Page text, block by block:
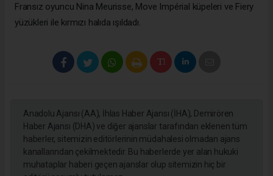
Fransız oyuncu Nina Meurisse, Move Impérial küpeleri ve Fiery
yüzükleri ile kırmızı halıda ışıldadı.
Anadolu Ajansı (AA), İhlas Haber Ajansı (İHA), Demirören
Haber Ajansı (DHA) ve diğer ajanslar tarafından eklenen tüm
haberler, sitemizin editörlerinin müdahalesi olmadan ajans
kanallarından çekilmektedir. Bu haberlerde yer alan hukuki
muhataplar haberi geçen ajanslar olup sitemizin hiç bir